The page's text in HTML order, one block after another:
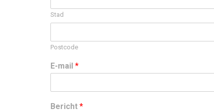
Stad
Postcode
E-mail *
Bericht *